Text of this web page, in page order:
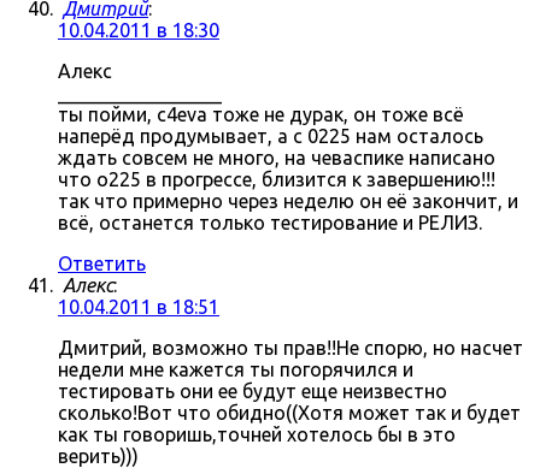
Дмитрий:
10.04.2011 в 18:30
Алекс
ты пойми, c4eva тоже не дурак, он тоже всё
наперёд продумывает, а с 0225 нам осталось
ждать совсем не много, на чеваспике написано
что о225 в прогрессе, близится к завершению!!!
так что примерно через неделю он её закончит, и
всё, останется только тестирование и РЕЛИЗ.
Ответить
Алекс:
10.04.2011 в 18:51
Дмитрий, возможно ты прав!!Не спорю, но насчет
недели мне кажется ты погорячился и
тестировать они ее будут еще неизвестно
сколько!Вот что обидно((Хотя может так и будет
как ты говоришь,точней хотелось бы в это
верить)))